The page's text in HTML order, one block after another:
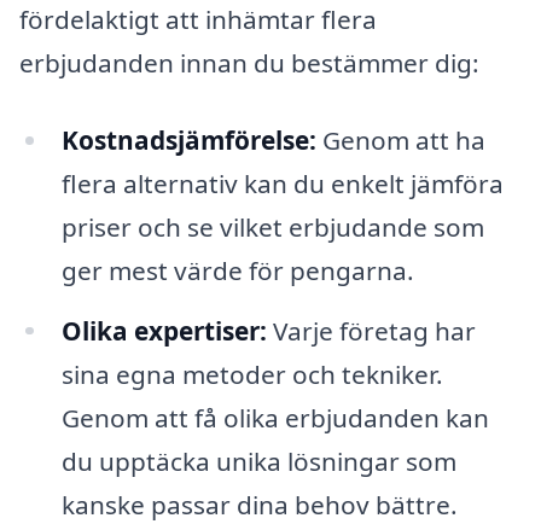
fördelaktigt att inhämtar flera
erbjudanden innan du bestämmer dig:
Kostnadsjämförelse: Genom att ha
flera alternativ kan du enkelt jämföra
priser och se vilket erbjudande som
ger mest värde för pengarna.
Olika expertiser: Varje företag har
sina egna metoder och tekniker.
Genom att få olika erbjudanden kan
du upptäcka unika lösningar som
kanske passar dina behov bättre.